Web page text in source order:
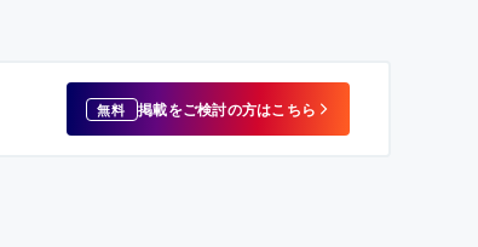
無料 掲載をご検討の方はこちら